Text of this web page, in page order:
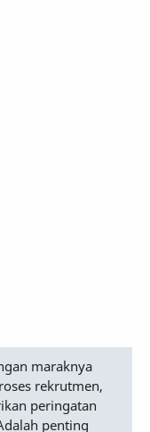
maraknya
rekrutmen,
peringatan
penting